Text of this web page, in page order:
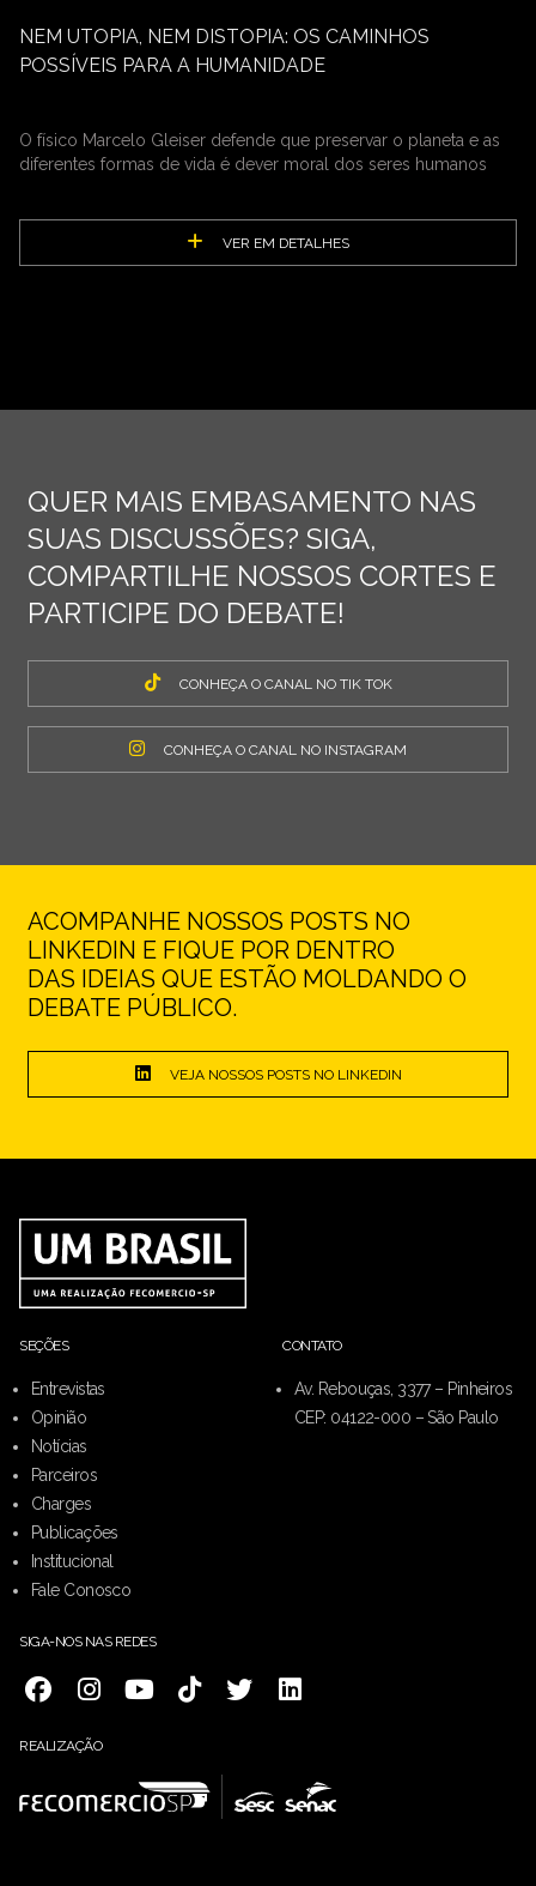
NEM UTOPIA, NEM DISTOPIA: OS CAMINHOS
POSSÍVEIS PARA A HUMANIDADE
O físico Marcelo Gleiser defende que preservar o planeta e as
diferentes formas de vida é dever moral dos seres humanos
VER EM DETALHES
QUER MAIS EMBASAMENTO NAS
SUAS DISCUSSÕES? SIGA,
COMPARTILHE NOSSOS CORTES E
PARTICIPE DO DEBATE!
CONHEÇA O CANAL NO TIK TOK
CONHEÇA O CANAL NO INSTAGRAM
ACOMPANHE NOSSOS POSTS NO
LINKEDIN E FIQUE POR DENTRO
DAS IDEIAS QUE ESTÃO MOLDANDO O
DEBATE PÚBLICO.
VEJA NOSSOS POSTS NO LINKEDIN
SEÇÕES
Entrevistas
Opinião
Notícias
Parceiros
Charges
Publicações
Institucional
Fale Conosco
CONTATO
Av. Rebouças, 3377 – Pinheiros
CEP: 04122-000 – São Paulo
SIGA-NOS NAS REDES
REALIZAÇÃO